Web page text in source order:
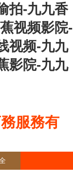
拍-九九香
视频影院-
视频-九九
影院-九九
服務有